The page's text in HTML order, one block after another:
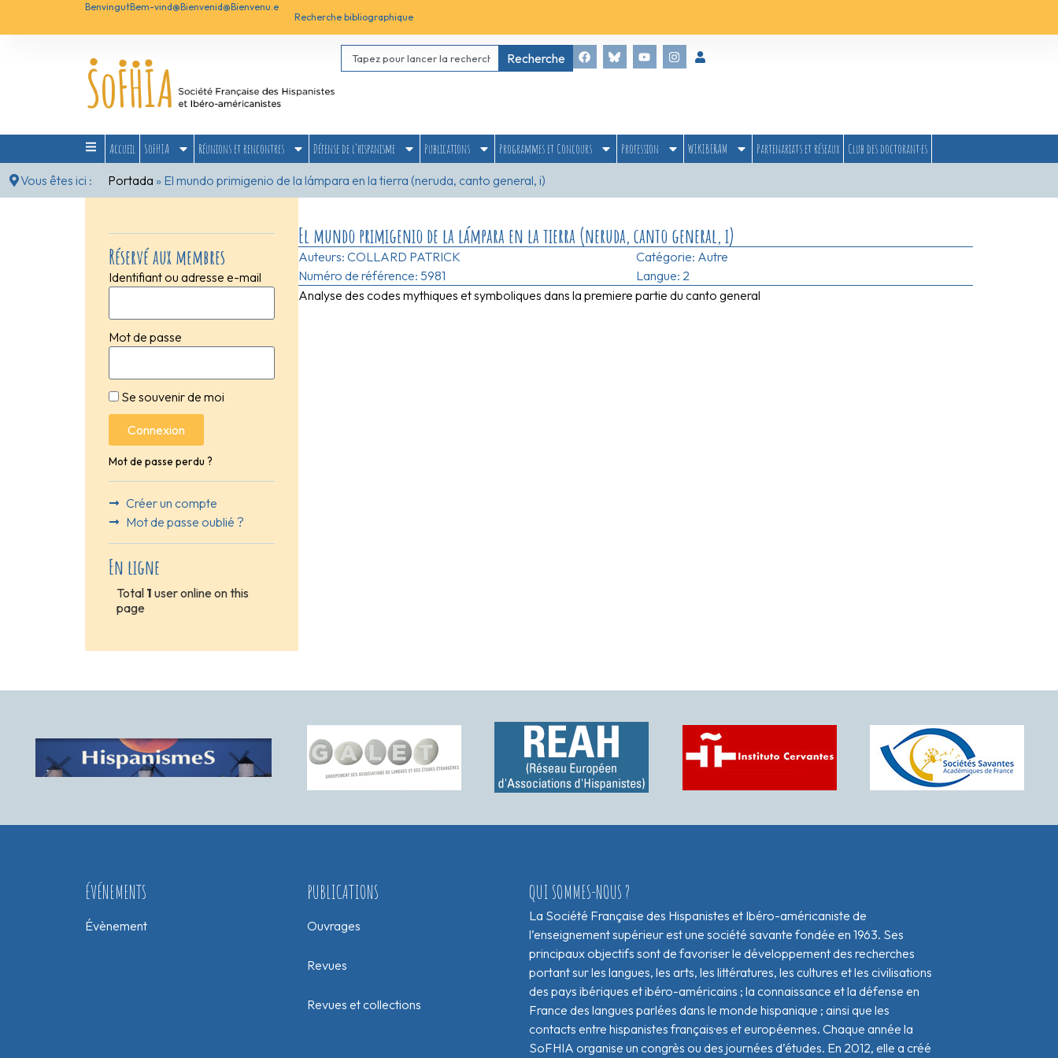
BenvingutBem-vind@Bienvenid@Bienvenu.e
Recherche bibliographique
Recherche
Accueil SoFHIA Réunions et rencontres Défense de l’hispanisme Publications Programmes et Concours Profession WIKIBERAM Partenariats et réseaux
Club des doctorant·es
Vous êtes ici :
Portada » El mundo primigenio de la lámpara en la tierra (neruda, canto general, i)
Réservé aux membres
Identifiant ou adresse e-mail
Mot de passe
Se souvenir de moi
Connexion
Mot de passe perdu ?
Créer un compte
Mot de passe oublié ?
En ligne
Total 1 user online on this
page
El mundo primigenio de la lámpara en la tierra (neruda, canto general, i)
Auteurs: COLLARD PATRICK
Numéro de référence: 5981
Catégorie: Autre
Langue: 2
Analyse des codes mythiques et symboliques dans la premiere partie du canto general
ÉVÉNEMENTS
Évènement
PUBLICATIONS
Ouvrages
Revues
Revues et collections
QUI SOMMES-NOUS ?
La Société Française des Hispanistes et Ibéro-américaniste de
l’enseignement supérieur est une société savante fondée en 1963. Ses
principaux objectifs sont de favoriser le développement des recherches
portant sur les langues, les arts, les littératures, les cultures et les civilisations
des pays ibériques et ibéro-américains ; la connaissance et la défense en
France des langues parlées dans le monde hispanique ; ainsi que les
contacts entre hispanistes français·es et européen·nes. Chaque année la
SoFHIA organise un congrès ou des journées d’études. En 2012, elle a créé